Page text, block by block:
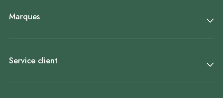
Marques
Service client